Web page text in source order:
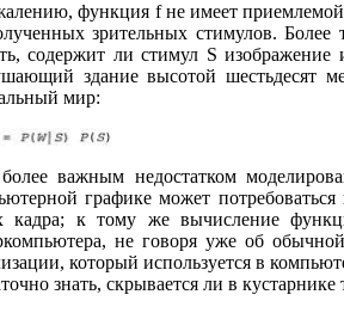
функция f не имеет приемлемой
зрительных стимулов. Более
содержит ли стимул S
здание высотой шестьдесят
мир:
важным недостатком
графике может
кадра; к тому же вычисление
не говоря уже об
который используется в
знать, скрывается ли в